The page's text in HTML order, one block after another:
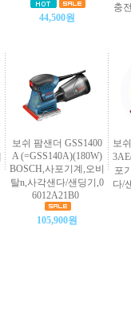
44,500원
충
보쉬 팜샌더 GSS1400
A (=GSS140A)(180W)
BOSCH,사포기계,오비
탈n,사각샌다/샌딩기,0
6012A21B0
105,900원
보
포
다/